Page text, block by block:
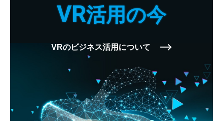
VR活用の今
VRのビジネス活用について